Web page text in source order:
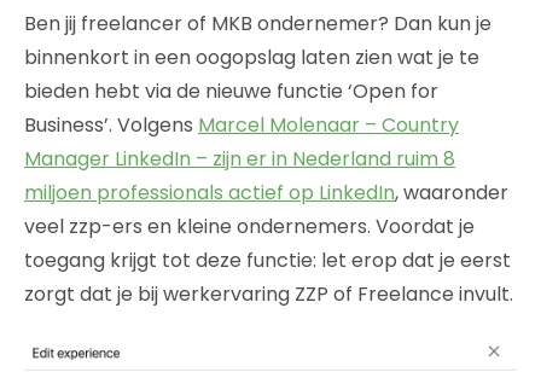
Ben jij freelancer of MKB ondernemer? Dan kun je
binnenkort in een oogopslag laten zien wat je te
bieden hebt via de nieuwe functie ‘Open for
Business’. Volgens Marcel Molenaar – Country
Manager LinkedIn – zijn er in Nederland ruim 8
miljoen professionals actief op LinkedIn, waaronder
veel zzp-ers en kleine ondernemers. Voordat je
toegang krijgt tot deze functie: let erop dat je eerst
zorgt dat je bij werkervaring ZZP of Freelance invult.